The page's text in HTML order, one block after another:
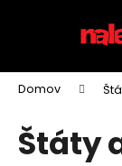
Domov
Štáty
í
Späť
do
obchodu
Späť
do
obchodu